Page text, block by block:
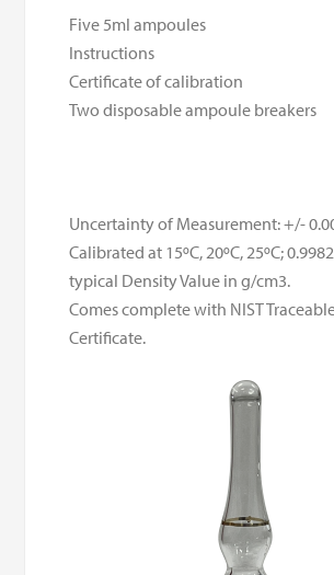
Five 5ml ampoules
Instructions
Certificate of calibration
Two disposable ampoule breakers
Uncertainty of Measurement: +/-
Calibrated at 15ºC, 20ºC, 25ºC;
typical Density Value in g/cm3.
Comes complete with NIST
Certificate.